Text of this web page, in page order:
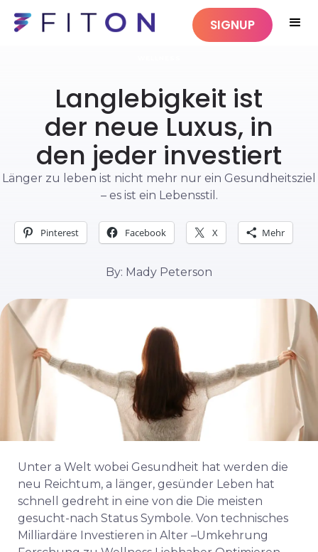
SIGNUP
Langlebigkeit ist
der neue Luxus, in
den jeder investiert
Länger zu leben ist nicht mehr nur ein Gesundheitsziel
– es ist ein Lebensstil.
Pinterest Facebook X Mehr
By: Mady Peterson
Unter a Welt wobei Gesundheit hat werden die
neu Reichtum, a länger, gesünder Leben hat
schnell gedreht in eine von die Die meisten
gesucht-nach Status Symbole. Von technisches
Milliardäre Investieren in Alter –Umkehrung